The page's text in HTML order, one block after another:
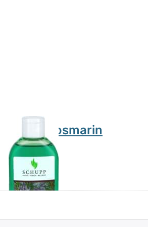
Ölbad Rosmarin